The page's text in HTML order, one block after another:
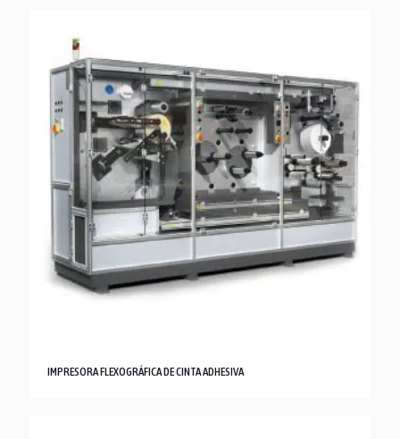
IMPRESORA FLEXOGRÁFICA DE CINTA ADHESIVA